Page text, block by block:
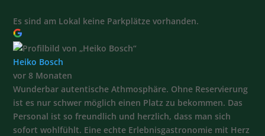
Es sind am Lokal keine Parkplätze vorhanden.
Heiko Bosch
vor 8 Monaten
Wunderbar autentische Athmosphäre. Ohne Reservierung
ist es nur schwer möglich einen Platz zu bekommen. Das
Personal ist so freundlich und herzlich, dass man sich
sofort wohlfühlt. Eine echte Erlebnisgastronomie mit Herz